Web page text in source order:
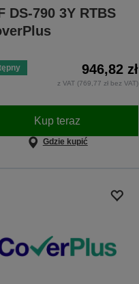
DS-790 3Y RTBS
946,82 zł
z VAT (769,77 zł bez VAT)
Kup teraz
Gdzie kupić